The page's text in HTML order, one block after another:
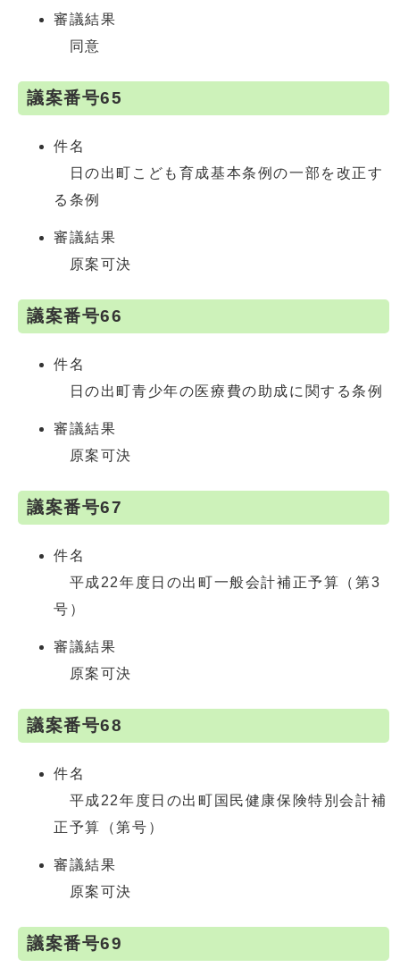
審議結果
同意
議案番号65
件名
日の出町こども育成基本条例の一部を改正す
る条例
審議結果
原案可決
議案番号66
件名
日の出町青少年の医療費の助成に関する条例
審議結果
原案可決
議案番号67
件名
平成22年度日の出町一般会計補正予算（第3
号）
審議結果
原案可決
議案番号68
件名
平成22年度日の出町国民健康保険特別会計補
正予算（第号）
審議結果
原案可決
議案番号69